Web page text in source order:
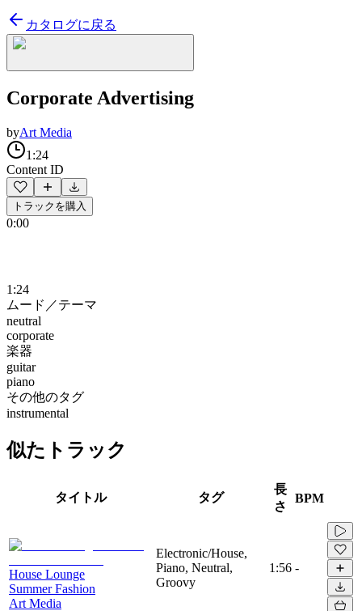
カタログに戻る
Corporate Advertising
byArt Media
1:24
Content ID
トラックを購入
0:00
1:24
ムード／テーマ
neutral
corporate
楽器
guitar
piano
その他のタグ
instrumental
似たトラック
タイトル タグ
長
さ
BPM
House Lounge
Summer Fashion
Art Media
Electronic/House,
Piano, Neutral,
Groovy
1:56 -